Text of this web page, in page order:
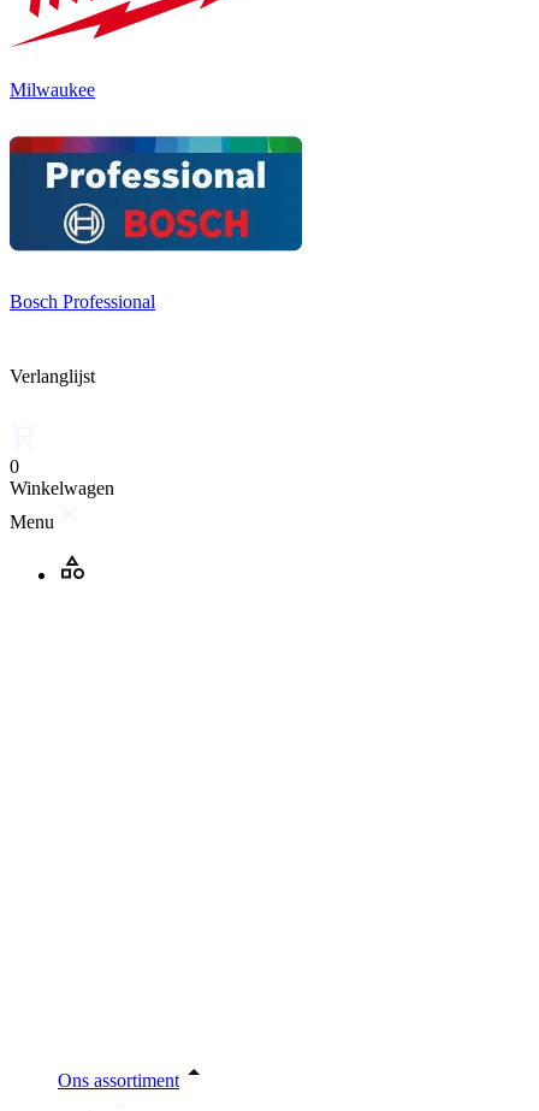
Milwaukee
Bosch Professional
Verlanglijst
0
Winkelwagen
Menu
Ons assortiment